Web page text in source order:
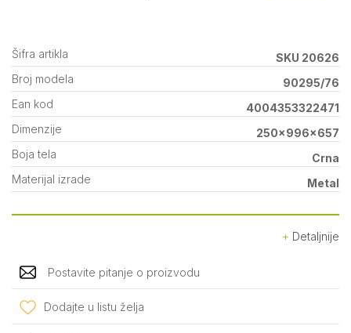
Šifra artikla
SKU 20626
Broj modela
90295/76
Ean kod
4004353322471
Dimenzije
250x996x657
Boja tela
Crna
Materijal izrade
Metal
Detaljnije
Postavite pitanje o proizvodu
Dodajte u listu želja